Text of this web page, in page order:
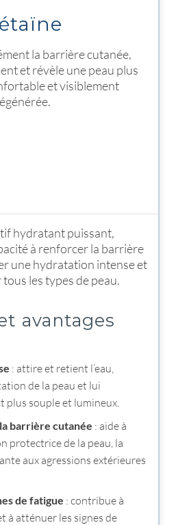
la barrière cutanée,
et révèle une peau plus
et visiblement
hydratant puissant,
à renforcer la barrière
une hydratation intense et
les types de peau.
avantages
: attire et retient l’eau,
de la peau et lui
plus souple et lumineux.
barrière cutanée : aide à
protectrice de la peau, la
aux agressions extérieures
de fatigue : contribue à
à atténuer les signes de